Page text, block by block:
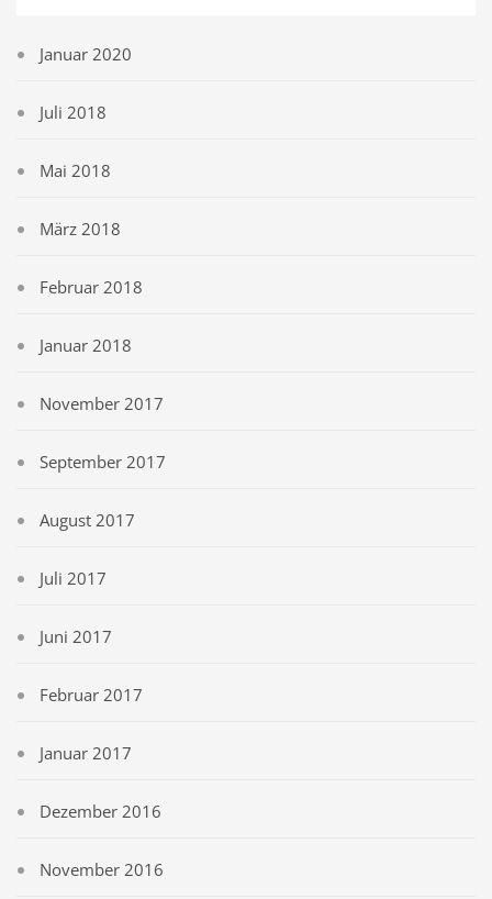
Januar 2020
Juli 2018
Mai 2018
März 2018
Februar 2018
Januar 2018
November 2017
September 2017
August 2017
Juli 2017
Juni 2017
Februar 2017
Januar 2017
Dezember 2016
November 2016